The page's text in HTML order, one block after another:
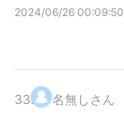
2024/06/26 00:09:50
33. 名無しさん